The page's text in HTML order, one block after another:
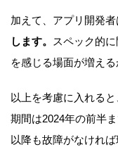
加えて、アプリ開発者
します。
スペック的
を感じる場面が増える
以上を考慮に入れる
期間は2024年の前半
以降も故障がなけれ